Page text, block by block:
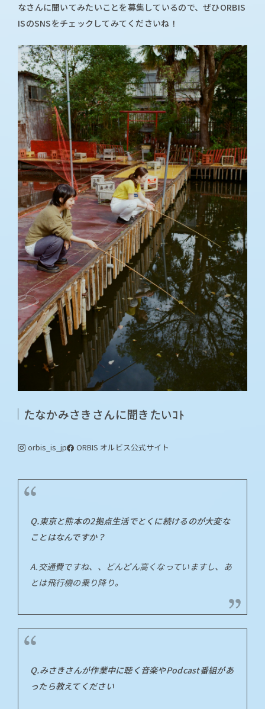
なさんに聞いてみたいことを募集しているので、ぜひORBIS
ISのSNSをチェックしてみてくださいね！
たなかみさきさんに聞きたいｺﾄ
orbis_is_jp ORBIS オルビス公式サイト
Q.東京と熊本の2拠点生活でとくに続けるのが大変な
ことはなんですか？
A.交通費ですね、、どんどん高くなっていますし、あ
とは飛行機の乗り降り。
Q.みさきさんが作業中に聴く音楽やPodcast番組があ
ったら教えてください